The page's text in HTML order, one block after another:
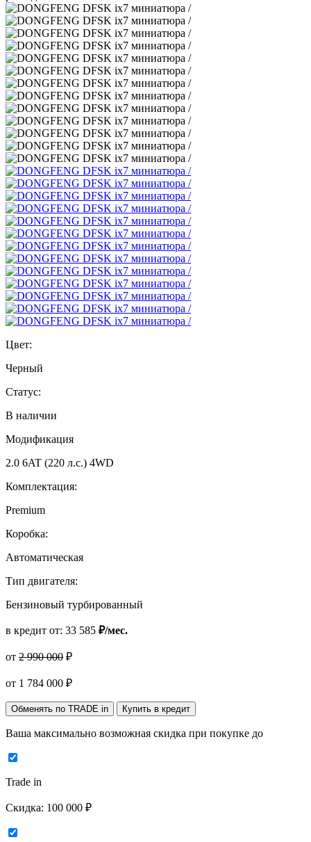
Цвет:
Черный
Статус:
В наличии
Модификация
2.0 6AT (220 л.с.) 4WD
Комплектация:
Premium
Коробка:
Автоматическая
Тип двигателя:
Бензиновый турбированный
в кредит от: 33 585 ₽/мес.
от 2 990 000 ₽
от 1 784 000 ₽
Обменять по TRADE in Купить в кредит
Ваша максимально возможная скидка при покупке до
Trade in
Скидка: 100 000 ₽